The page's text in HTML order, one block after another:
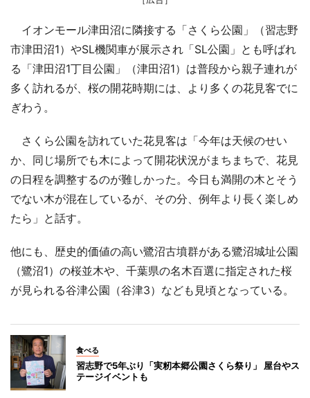
イオンモール津田沼に隣接する「さくら公園」（習志野
市津田沼1）やSL機関車が展示され「SL公園」とも呼ばれ
る「津田沼1丁目公園」（津田沼1）は普段から親子連れが
多く訪れるが、桜の開花時期には、より多くの花見客でに
ぎわう。
さくら公園を訪れていた花見客は「今年は天候のせい
か、同じ場所でも木によって開花状況がまちまちで、花見
の日程を調整するのが難しかった。今日も満開の木とそう
でない木が混在しているが、その分、例年より長く楽しめ
たら」と話す。
他にも、歴史的価値の高い鷺沼古墳群がある鷺沼城址公園
（鷺沼1）の桜並木や、千葉県の名木百選に指定された桜
が見られる谷津公園（谷津3）なども見頃となっている。
食べる
習志野で5年ぶり「実籾本郷公園さくら祭り」 屋台やス
テージイベントも